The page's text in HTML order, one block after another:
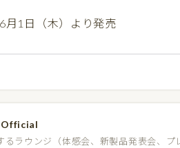
月1日（木）より発売
Official
るラウンジ（体感会、新製品発表会、